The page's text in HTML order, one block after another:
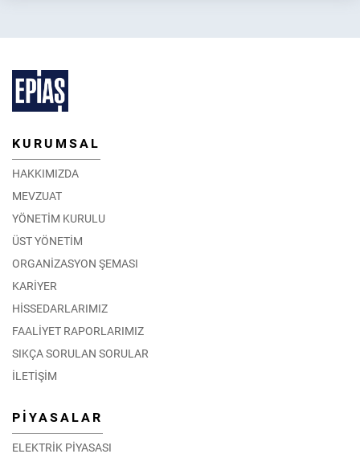
KURUMSAL
HAKKIMIZDA
MEVZUAT
YÖNETİM KURULU
ÜST YÖNETİM
ORGANİZASYON ŞEMASI
KARİYER
HİSSEDARLARIMIZ
FAALİYET RAPORLARIMIZ
SIKÇA SORULAN SORULAR
İLETİŞİM
PİYASALAR
ELEKTRİK PİYASASI